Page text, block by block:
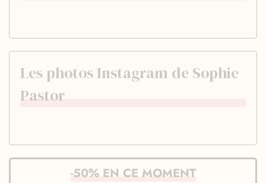
Les photos Instagram de Sophie
Pastor
-50% EN CE MOMENT